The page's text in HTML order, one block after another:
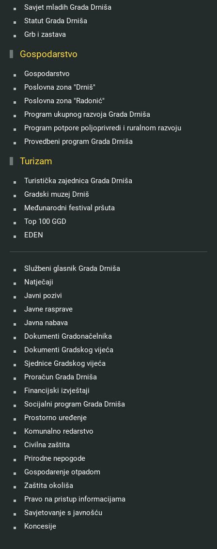
Savjet mladih Grada Drniša
Statut Grada Drniša
Grb i zastava
Gospodarstvo
Gospodarstvo
Poslovna zona "Drniš"
Poslovna zona "Radonić"
Program ukupnog razvoja Grada Drniša
Program potpore poljoprivredi i ruralnom razvoju
Provedbeni program Grada Drniša
Turizam
Turistička zajednica Grada Drniša
Gradski muzej Drniš
Međunarodni festival pršuta
Top 100 GGD
EDEN
Službeni glasnik Grada Drniša
Natječaji
Javni pozivi
Javne rasprave
Javna nabava
Dokumenti Gradonačelnika
Dokumenti Gradskog vijeća
Sjednice Gradskog vijeća
Proračun Grada Drniša
Financijski izvještaji
Socijalni program Grada Drniša
Prostorno uređenje
Komunalno redarstvo
Civilna zaštita
Prirodne nepogode
Gospodarenje otpadom
Zaštita okoliša
Pravo na pristup informacijama
Savjetovanje s javnošću
Koncesije